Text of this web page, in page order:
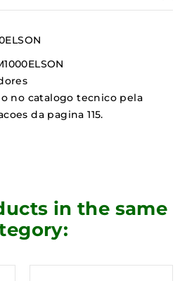
no catalogo tecnico pela
da pagina 115.
in the same